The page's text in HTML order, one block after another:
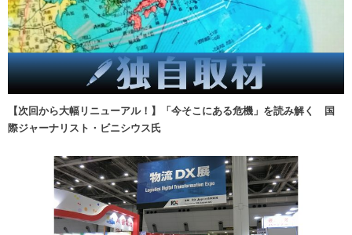
【次回から大幅リニューアル！】「今そこにある危機」を読み解く 国
際ジャーナリスト・ビニシウス氏